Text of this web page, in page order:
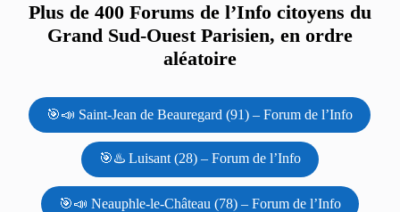
Plus de 400 Forums de l’Info citoyens du
Grand Sud-Ouest Parisien, en ordre
aléatoire
🎯📣 Saint-Jean de Beauregard (91) – Forum de l’Info
🎯♨️ Luisant (28) – Forum de l’Info
🎯📣 Neauphle-le-Château (78) – Forum de l’Info